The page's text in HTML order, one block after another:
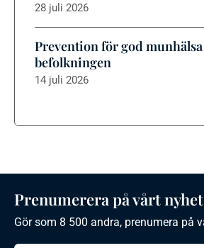
28 juli 2026
Prevention för god
befolkningen
14 juli 2026
Prenumerera på vårt
Gör som 8 500 andra, prenumera på